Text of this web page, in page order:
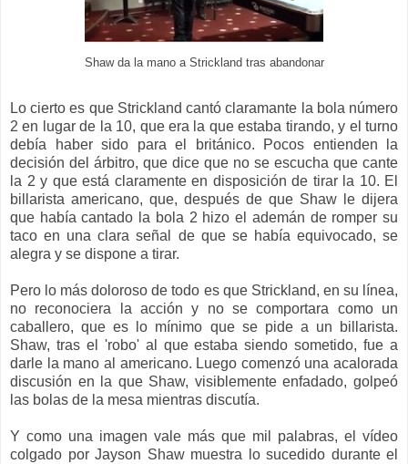
Shaw da la mano a Strickland tras abandonar
Lo cierto es que Strickland cantó claramante la bola número
2 en lugar de la 10, que era la que estaba tirando, y el turno
debía haber sido para el británico. Pocos entienden la
decisión del árbitro, que dice que no se escucha que cante
la 2 y que está claramente en disposición de tirar la 10. El
billarista americano, que, después de que Shaw le dijera
que había cantado la bola 2 hizo el ademán de romper su
taco en una clara señal de que se había equivocado, se
alegra y se dispone a tirar.
Pero lo más doloroso de todo es que Strickland, en su línea,
no reconociera la acción y no se comportara como un
caballero, que es lo mínimo que se pide a un billarista.
Shaw, tras el 'robo' al que estaba siendo sometido, fue a
darle la mano al americano. Luego comenzó una acalorada
discusión en la que Shaw, visiblemente enfadado, golpeó
las bolas de la mesa mientras discutía.
Y como una imagen vale más que mil palabras, el vídeo
colgado por Jayson Shaw muestra lo sucedido durante el